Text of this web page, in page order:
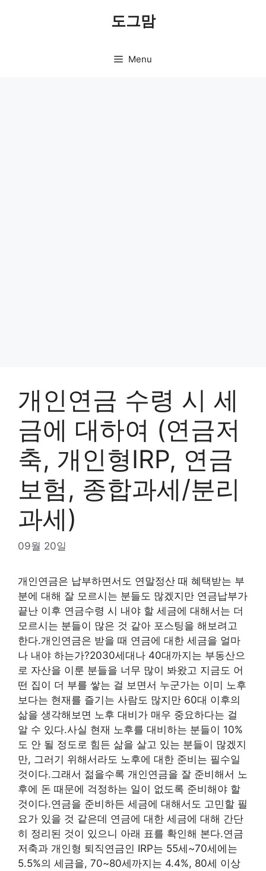
도그맘
Menu
개인연금 수령 시 세
금에 대하여 (연금저
축, 개인형IRP, 연금
보험, 종합과세/분리
과세)
09월 20일
개인연금은 납부하면서도 연말정산 때 혜택받는 부
분에 대해 잘 모르시는 분들도 많겠지만 연금납부가
끝난 이후 연금수령 시 내야 할 세금에 대해서는 더
모르시는 분들이 많은 것 같아 포스팅을 해보려고
한다.개인연금은 받을 때 연금에 대한 세금을 얼마
나 내야 하는가?2030세대나 40대까지는 부동산으
로 자산을 이룬 분들을 너무 많이 봐왔고 지금도 어
떤 집이 더 부를 쌓는 걸 보면서 누군가는 이미 노후
보다는 현재를 즐기는 사람도 많지만 60대 이후의
삶을 생각해보면 노후 대비가 매우 중요하다는 걸
알 수 있다.사실 현재 노후를 대비하는 분들이 10%
도 안 될 정도로 힘든 삶을 살고 있는 분들이 많겠지
만, 그러기 위해서라도 노후에 대한 준비는 필수일
것이다.그래서 젊을수록 개인연금을 잘 준비해서 노
후에 돈 때문에 걱정하는 일이 없도록 준비해야 할
것이다.연금을 준비하든 세금에 대해서도 고민할 필
요가 있을 것 같은데 연금에 대한 세금에 대해 간단
히 정리된 것이 있으니 아래 표를 확인해 본다.연금
저축과 개인형 퇴직연금인 IRP는 55세~70세에는
5.5%의 세금을, 70~80세까지는 4.4%, 80세 이상